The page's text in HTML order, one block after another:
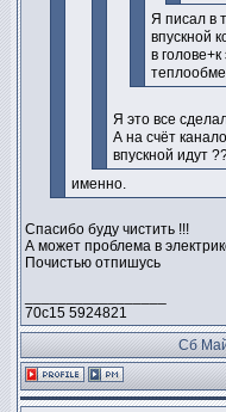
Я писал в
впускной
в
Я это все
А на счёт
впускной идут
именно.
Спасибо буду чистить !!!
А может проблема в
Почистью отпишусь
70с15 5924821
Сб